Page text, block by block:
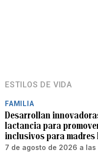
ESTILOS DE VIDA
FAMILIA
Desarrollan
lactancia para
inclusivos para madres
7 de agosto de 2026 a las